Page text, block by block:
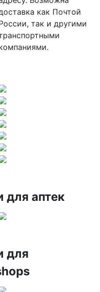
как Почтой
так и другими
для аптек
для